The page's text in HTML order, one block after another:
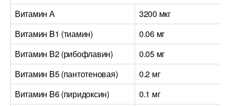
Витамин А
3200 мкг
Витамин B1 (тиамин)
0.06 мг
Витамин B2 (рибофлавин)
0.05 мг
Витамин B5 (пантотеновая)
0.2 мг
Витамин B6 (пиридоксин)
0.1 мг